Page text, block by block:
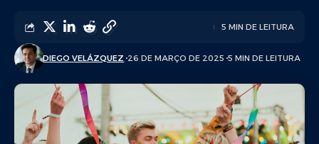
DIEGO VELÁZQUEZ 26 DE MARÇO DE 2025 5 MIN DE LEITURA
5 MIN DE LEITURA